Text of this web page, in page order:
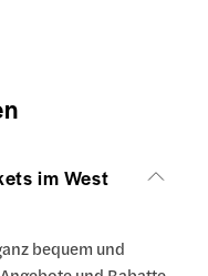
im West
bequem und